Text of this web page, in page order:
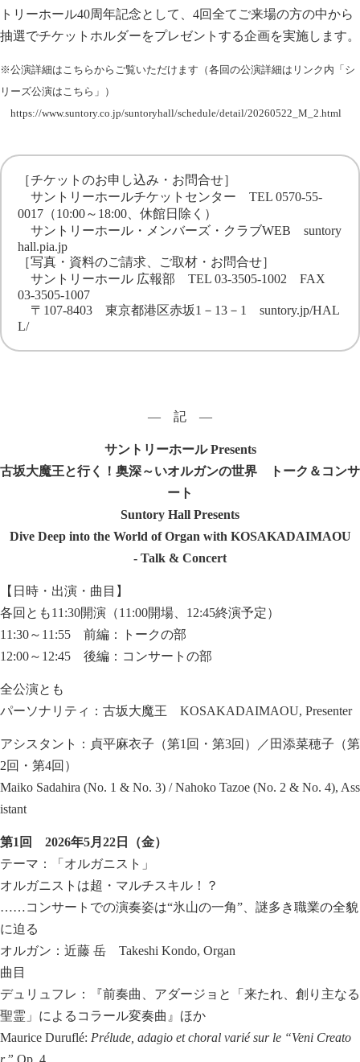
トリーホール40周年記念として、4回全てご来場の方の中から
抽選でチケットホルダーをプレゼントする企画を実施します。
※公演詳細はこちらからご覧いただけます（各回の公演詳細はリンク内「シ
リーズ公演はこちら」）
https://www.suntory.co.jp/suntoryhall/schedule/detail/20260522_M_2.html
［チケットのお申し込み・お問合せ］
サントリーホールチケットセンター TEL 0570-55-
0017（10:00～18:00、休館日除く）
サントリーホール・メンバーズ・クラブWEB suntory
hall.pia.jp
［写真・資料のご請求、ご取材・お問合せ］
サントリーホール 広報部 TEL 03-3505-1002 FAX
03-3505-1007
〒107-8403 東京都港区赤坂1－13－1 suntory.jp/HAL
L/
― 記 ―
サントリーホールPresents
古坂大魔王と行く！奥深～いオルガンの世界 トーク＆コンサ
ート
Suntory Hall Presents
Dive Deep into the World of Organ with KOSAKADAIMAOU
- Talk & Concert
【日時・出演・曲目】
各回とも11:30開演（11:00開場、12:45終演予定）
11:30～11:55 前編：トークの部
12:00～12:45 後編：コンサートの部
全公演とも
パーソナリティ：古坂大魔王 KOSAKADAIMAOU, Presenter
アシスタント：貞平麻衣子（第1回・第3回）／田添菜穂子（第
2回・第4回）
Maiko Sadahira (No. 1 & No. 3) / Nahoko Tazoe (No. 2 & No. 4), Ass
istant
第1 回 2026年5月 22 日（金）
テーマ：「オルガニスト」
オルガニストは超・マルチスキル！？
……コンサートでの演奏姿は“氷山の一角”、謎多き職業の全貌
に迫る
オルガン：近藤 岳 Takeshi Kondo, Organ
曲目
デュリュフレ：『前奏曲、アダージョと「来たれ、創り主なる
聖霊」によるコラール変奏曲』ほか
Maurice Duruflé: Prélude, adagio et choral varié sur le “Veni Creato
r,” Op. 4